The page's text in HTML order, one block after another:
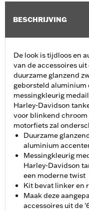
BESCHRIJVING
De look is tijdloos en
van de accessoires
duurzame glanzend
geborsteld aluminium
messingkleurig
Harley-Davidson
voor blinkend
motorfiets zal
Duurzame
aluminium
Messingkleurig
Harley-Davidson
een moderne twist
Kit bevat linker en
Maak deze
accessoires uit de